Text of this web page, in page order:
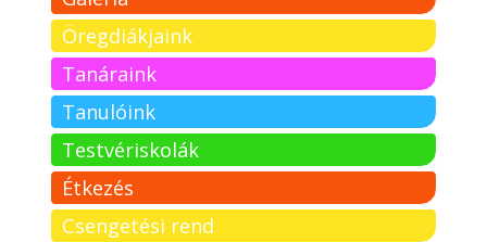
Öregdiákjaink
Tanáraink
Tanulóink
Testvériskolák
Étkezés
Csengetési rend